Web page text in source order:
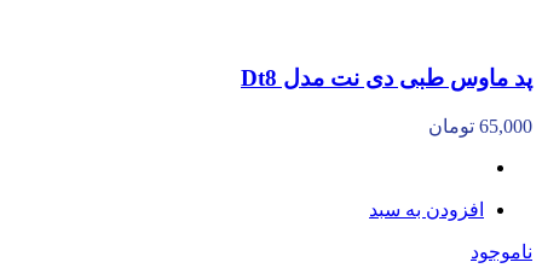
پد ماوس طبی دی نت مدل Dt8
65,000 تومان
افزودن به سبد
ناموجود